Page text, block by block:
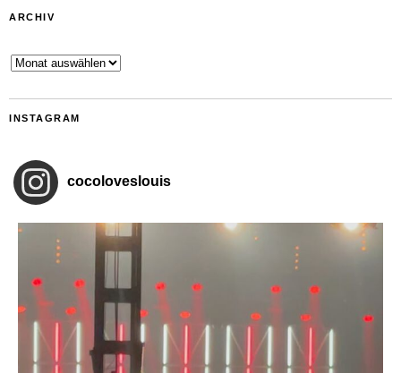
ARCHIV
Archiv
INSTAGRAM
cocoloveslouis